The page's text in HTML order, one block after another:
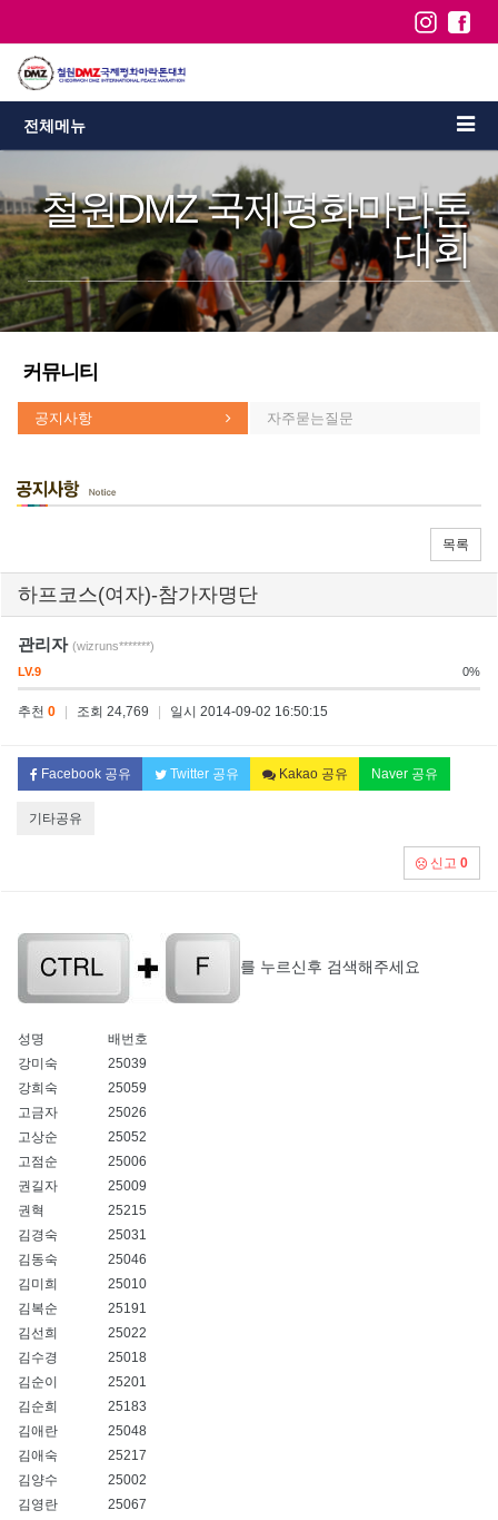
전체메뉴
철원DMZ 국제평화마라톤
대회
커뮤니티
공지사항 자주묻는질문
목록
하프코스(여자)-참가자명단
관리자 (wizruns*******)
LV.9
0%
추천 0 조회 24,769 일시 2014-09-02 16:50:15
Facebook 공유 Twitter 공유 Kakao 공유 Naver 공유
기타공유
신고 0
를 누르신후 검색해주세요
성명
배번호
강미숙
25039
강희숙
25059
고금자
25026
고상순
25052
고점순
25006
권길자
25009
권혁
25215
김경숙
25031
김동숙
25046
김미희
25010
김복순
25191
김선희
25022
김수경
25018
김순이
25201
김순희
25183
김애란
25048
김애숙
25217
김양수
25002
김영란
25067